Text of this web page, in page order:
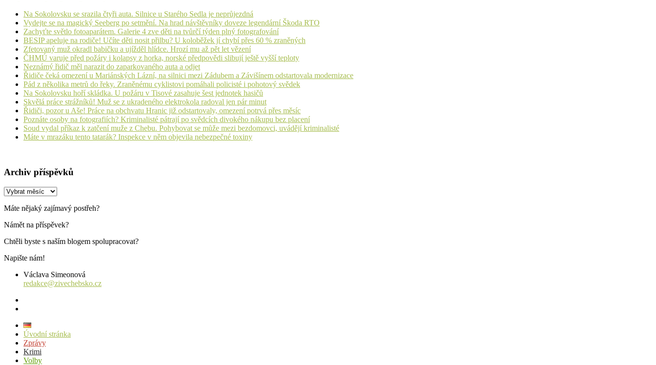
Na Sokolovsku se srazila čtyři auta. Silnice u Starého Sedla je neprůjezdná
Vydejte se na magický Seeberg po setmění. Na hrad návštěvníky doveze legendární Škoda RTO
Zachyťte světlo fotoaparátem. Galerie 4 zve děti na tvůrčí týden plný fotografování
BESIP apeluje na rodiče! Učíte děti nosit přilbu? U koloběžek jí chybí přes 60 % zraněných
Zfetovaný muž okradl babičku a ujížděl hlídce. Hrozí mu až pět let vězení
ČHMÚ varuje před požáry i kolapsy z horka, norské předpovědi slibují ještě vyšší teploty
Neznámý řidič měl narazit do zaparkovaného auta a odjet
Řidiče čeká omezení u Mariánských Lázní, na silnici mezi Zádubem a Závišínem odstartovala modernizace
Pád z několika metrů do řeky. Zraněnému cyklistovi pomáhali policisté i pohotový svědek
Na Sokolovsku hoří skládka. U požáru v Tisové zasahuje šest jednotek hasičů
Skvělá práce strážníků! Muž se z ukradeného elektrokola radoval jen pár minut
Řidiči, pozor u Aše! Práce na obchvatu Hranic již odstartovaly, omezení potrvá přes měsíc
Poznáte osoby na fotografiích? Kriminalisté pátrají po svědcích divokého nákupu bez placení
Soud vydal příkaz k zatčení muže z Chebu. Pohybovat se může mezi bezdomovci, uvádějí kriminalisté
Máte v mrazáku tento tatarák? Inspekce v něm objevila nebezpečné toxiny
Archiv příspěvků
Archiv
Máte nějaký zajímavý postřeh?
Námět na příspěvek?
Chtěli byste s naším blogem spolupracovat?
Napište nám!
Václava Simeonová
redakce@zivechebsko.cz
Úvodní stránka
Zprávy
Krimi
Volby